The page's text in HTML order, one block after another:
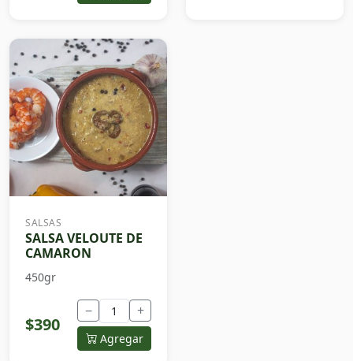
SALSAS
SALSA VELOUTE DE
CAMARON
450gr
$390
− +
Agregar